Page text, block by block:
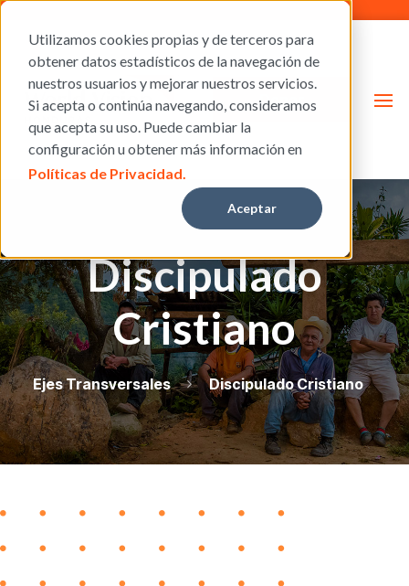
Utilizamos cookies propias y de terceros para
obtener datos estadísticos de la navegación de
nuestros usuarios y mejorar nuestros servicios.
Si acepta o continúa navegando, consideramos
que acepta su uso. Puede cambiar la
configuración u obtener más información en
Políticas de Privacidad.
Aceptar
Donar
Discipulado
Cristiano
Ejes Transversales Discipulado Cristiano